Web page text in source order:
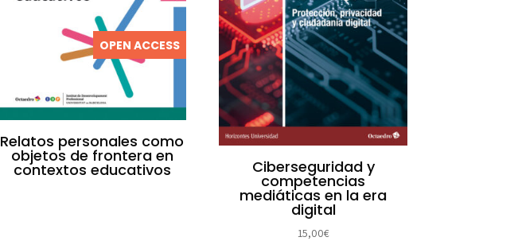
OPEN ACCESS
Relatos personales como
objetos de frontera en
contextos educativos Ciberseguridad y
competencias
mediáticas en la era
digital
15,00€